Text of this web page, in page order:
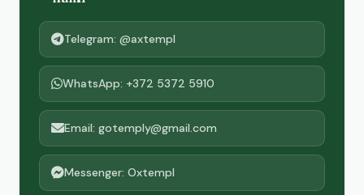
Telegram: @axtempl
WhatsApp: +372 5372 5910
Email: gotemply@gmail.com
Messenger: Oxtempl